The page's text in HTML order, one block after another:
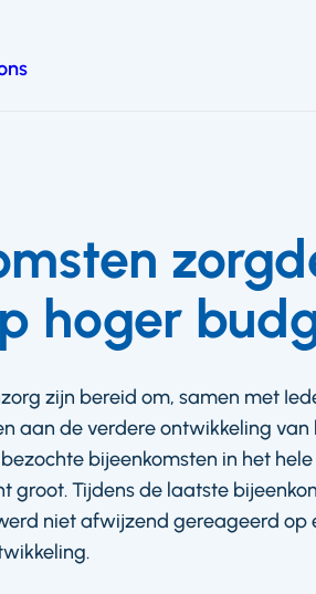
hoger
zijn bereid om, samen met
aan de verdere ontwikkeling
bijeenkomsten in het
groot. Tijdens de laatste
niet afwijzend gereageerd op